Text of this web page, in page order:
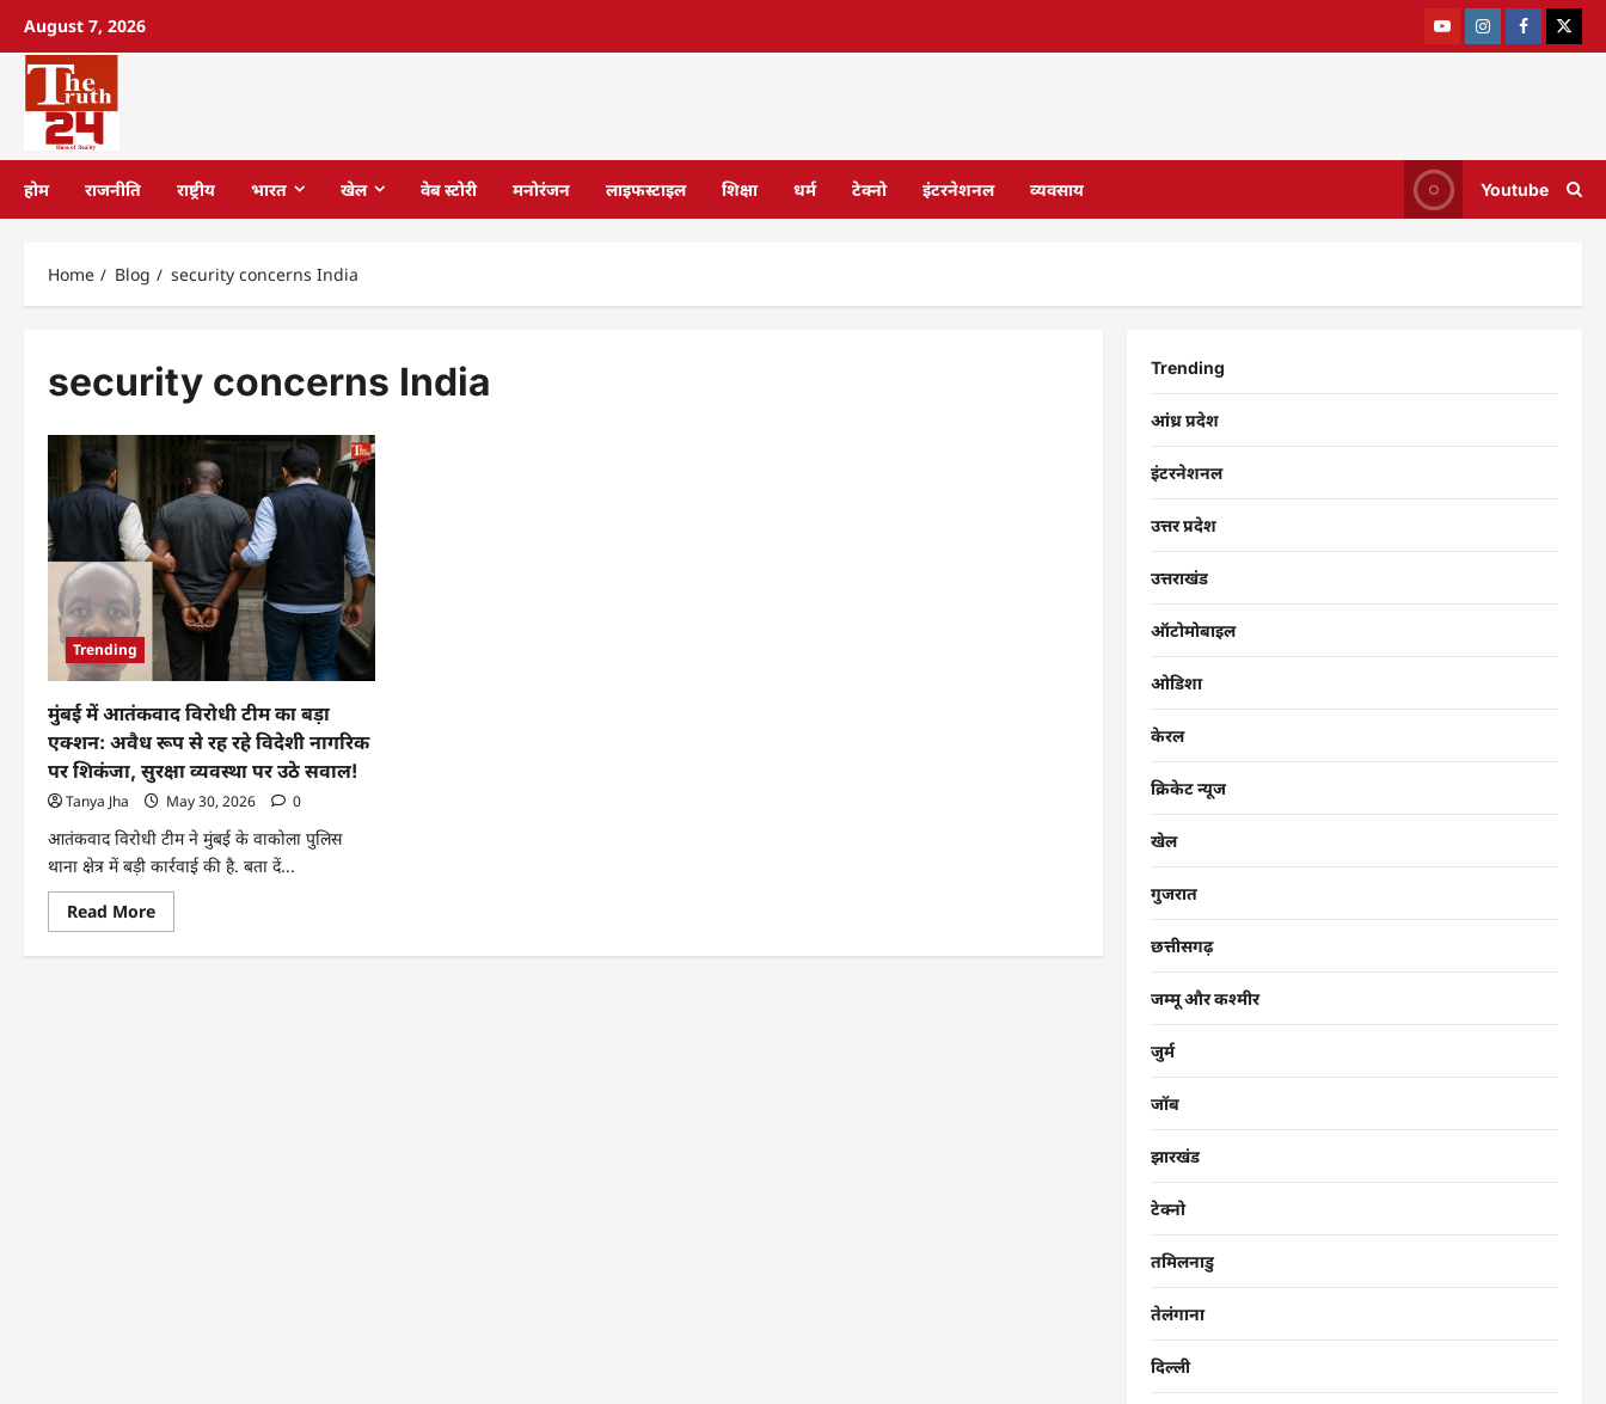
August 7, 2026
होम राजनीति राष्ट्रीय भारत खेल वेब स्टोरी मनोरंजन लाइफस्टाइल शिक्षा धर्म टेक्नो इंटरनेशनल व्यवसाय Youtube
Home Blog security concerns India
security concerns India
Trending
मुंबई में आतंकवाद विरोधी टीम का बड़ा
एक्शन: अवैध रूप से रह रहे विदेशी नागरिक
पर शिकंजा, सुरक्षा व्यवस्था पर उठे सवाल!
Tanya Jha May 30, 2026 0
आतंकवाद विरोधी टीम ने मुंबई के वाकोला पुलिस
थाना क्षेत्र में बड़ी कार्रवाई की है. बता दें...
Read More
Trending
आंध्र प्रदेश
इंटरनेशनल
उत्तर प्रदेश
उत्तराखंड
ऑटोमोबाइल
ओडिशा
केरल
क्रिकेट न्यूज
खेल
गुजरात
छत्तीसगढ़
जम्मू और कश्मीर
जुर्म
जॉब
झारखंड
टेक्नो
तमिलनाडु
तेलंगाना
दिल्ली